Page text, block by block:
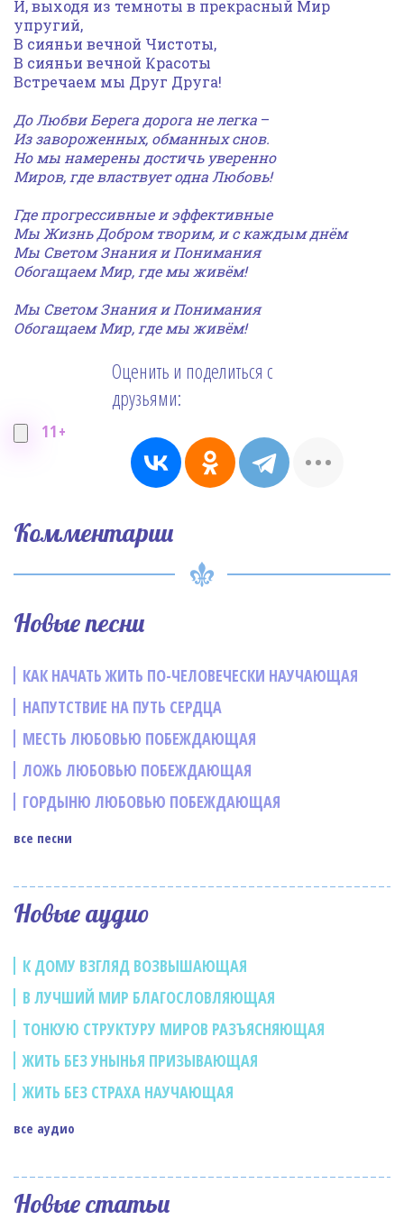
И, выходя из темноты в прекрасный Мир
упругий,
В сияньи вечной Чистоты,
В сияньи вечной Красоты
Встречаем мы Друг Друга!
До Любви Берега дорога не легка –
Из завороженных, обманных снов.
Но мы намерены достичь уверенно
Миров, где властвует одна Любовь!
Где прогрессивные и эффективные
Мы Жизнь Добром творим, и с каждым днём
Мы Светом Знания и Понимания
Обогащаем Мир, где мы живём!
Мы Светом Знания и Понимания
Обогащаем Мир, где мы живём!
11+
Оценить и поделиться с
друзьями:
Комментарии
Новые песни
КАК НАЧАТЬ ЖИТЬ ПО-ЧЕЛОВЕЧЕСКИ НАУЧАЮЩАЯ
НАПУТСТВИЕ НА ПУТЬ СЕРДЦА
МЕСТЬ ЛЮБОВЬЮ ПОБЕЖДАЮЩАЯ
ЛОЖЬ ЛЮБОВЬЮ ПОБЕЖДАЮЩАЯ
ГОРДЫНЮ ЛЮБОВЬЮ ПОБЕЖДАЮЩАЯ
все песни
Новые аудио
К ДОМУ ВЗГЛЯД ВОЗВЫШАЮЩАЯ
В ЛУЧШИЙ МИР БЛАГОСЛОВЛЯЮЩАЯ
ТОНКУЮ СТРУКТУРУ МИРОВ РАЗЪЯСНЯЮЩАЯ
ЖИТЬ БЕЗ УНЫНЬЯ ПРИЗЫВАЮЩАЯ
ЖИТЬ БЕЗ СТРАХА НАУЧАЮЩАЯ
все аудио
Новые статьи